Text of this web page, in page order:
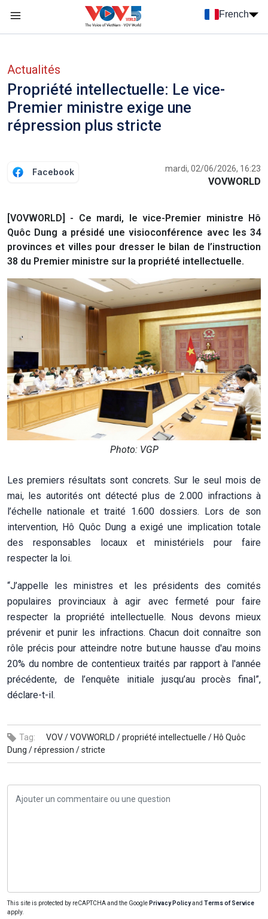
French
Actualités
Propriété intellectuelle: Le vice-
Premier ministre exige une
répression plus stricte
Facebook mardi, 02/06/2026, 16:23
VOVWORLD
[VOVWORLD] - Ce mardi, le vice-Premier ministre Hô
Quôc Dung a présidé une visioconférence avec les 34
provinces et villes pour dresser le bilan de l’instruction
38 du Premier ministre sur la propriété intellectuelle.
Photo: VGP
Les premiers résultats sont concrets. Sur le seul mois de
mai, les autorités ont détecté plus de 2.000 infractions à
l’échelle nationale et traité 1.600 dossiers. Lors de son
intervention, Hô Quôc Dung a exigé une implication totale
des responsables locaux et ministériels pour faire
respecter la loi.
“J’appelle les ministres et les présidents des comités
populaires provinciaux à agir avec fermeté pour faire
respecter la propriété intellectuelle. Nous devons mieux
prévenir et punir les infractions. Chacun doit connaître son
rôle précis pour atteindre notre but:une hausse d'au moins
20% du nombre de contentieux traités par rapport à l'année
précédente, de l’enquête initiale jusqu’au procès final”,
déclare-t-il.
Tag: VOV /VOVWORLD /propriété intellectuelle /Hô Quôc
Dung /répression /stricte
This site is protected by reCAPTCHA and the Google Privacy Policyand Terms of Service
apply.